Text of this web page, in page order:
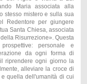
Maria associata alla
stesso mistero e sulla sua
Redentore per giungere
Santa Chiesa, associata
Risurrezione». Questa
personale e
da ogni forma di
riprendere ogni giorno la
alleviare la croce di
quella dell'umanità di cui